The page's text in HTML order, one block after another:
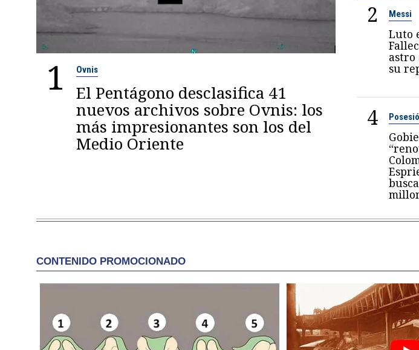
1 Ovnis
El Pentágono desclasifica 41
nuevos archivos sobre Ovnis: los
más impresionantes son los del
Medio Oriente
2 Messi
Luto
su
4